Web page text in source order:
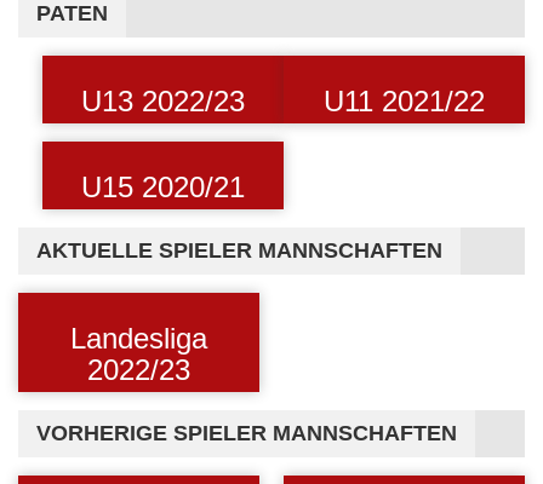
PATEN
U13 2022/23 U11 2021/22
U15 2020/21
AKTUELLE SPIELER MANNSCHAFTEN
Landesliga
2022/23
VORHERIGE SPIELER MANNSCHAFTEN